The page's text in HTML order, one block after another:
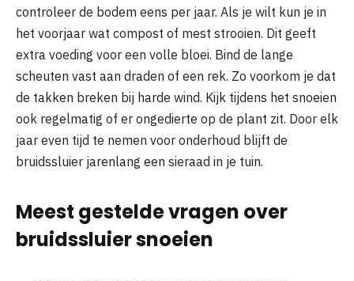
controleer de bodem eens per jaar. Als je wilt kun je in
het voorjaar wat compost of mest strooien. Dit geeft
extra voeding voor een volle bloei. Bind de lange
scheuten vast aan draden of een rek. Zo voorkom je dat
de takken breken bij harde wind. Kijk tijdens het snoeien
ook regelmatig of er ongedierte op de plant zit. Door elk
jaar even tijd te nemen voor onderhoud blijft de
bruidssluier jarenlang een sieraad in je tuin.
Meest gestelde vragen over
bruidssluier snoeien